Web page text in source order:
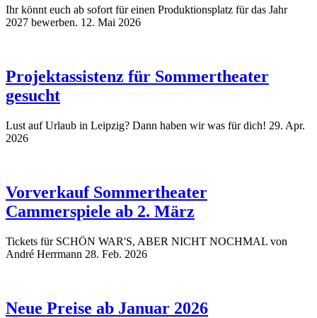
Ihr könnt euch ab sofort für einen Produktionsplatz für das Jahr
2027 bewerben. 12. Mai 2026
Projektassistenz für Sommertheater
gesucht
Lust auf Urlaub in Leipzig? Dann haben wir was für dich! 29. Apr.
2026
Vorverkauf Sommertheater
Cammerspiele ab 2. März
Tickets für SCHÖN WAR'S, ABER NICHT NOCHMAL von
André Herrmann 28. Feb. 2026
Neue Preise ab Januar 2026